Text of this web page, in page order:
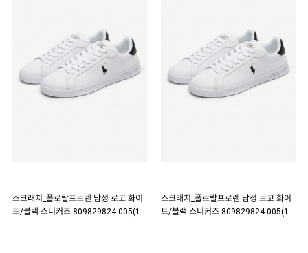
스크래치_폴로랄프로렌 남성 로고 화이
트/블랙 스니커즈 809829824 005(18
스크래치_폴로랄프로렌 남성 로고 화이
트/블랙 스니커즈 809829824 005(18